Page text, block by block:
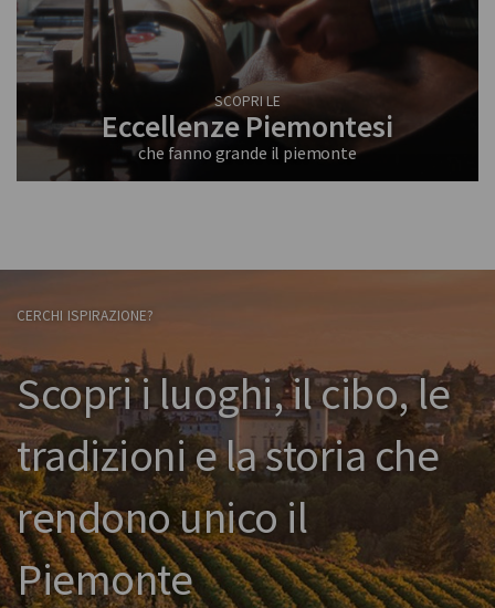
SCOPRI LE
Eccellenze Piemontesi
che fanno grande il piemonte
CERCHI ISPIRAZIONE?
Scopri i luoghi, il cibo, le
tradizioni e la storia che
rendono unico il
Piemonte